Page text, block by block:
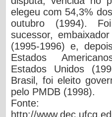
elegeu com 54,3%
outubro (1994).
sucessor,
(1995-1996) e,
Estados
Estados Unidos
Brasil, foi eleito
pelo PMDB (1998).
Fonte:
http://